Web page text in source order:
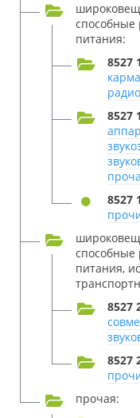
способные
питания:
8527
8527
8527
способные
питания,
8527
8527
прочая: